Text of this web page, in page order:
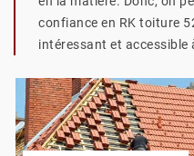
confiance en RK toiture
intéressant et accessible